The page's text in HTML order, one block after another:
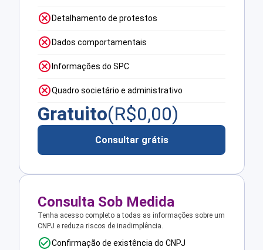
Detalhamento de protestos
Dados comportamentais
Informações do SPC
Quadro societário e administrativo
Gratuito(R$0,00)
Consultar grátis
Consulta Sob Medida
Tenha acesso completo a todas as informações sobre um
CNPJ e reduza riscos de inadimplência.
Confirmação de existência do CNPJ